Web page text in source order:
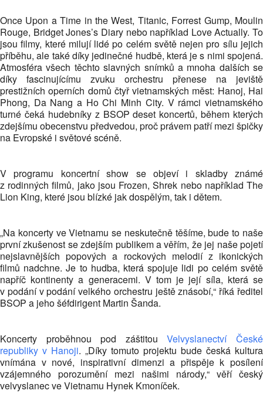
Once Upon a Time in the West, Titanic, Forrest Gump, Moulin
Rouge, Bridget Jones’s Diary nebo například Love Actually. To
jsou filmy, které milují lidé po celém světě nejen pro sílu jejich
příběhu, ale také díky jedinečné hudbě, která je s nimi spojená.
Atmosféra všech těchto slavných snímků a mnoha dalších se
díky fascinujícímu zvuku orchestru přenese na jeviště
prestižních operních domů čtyř vietnamských měst: Hanoj, Hai
Phong, Da Nang a Ho Chi Minh City. V rámci vietnamského
turné čeká hudebníky z BSOP deset koncertů, během kterých
zdejšímu obecenstvu předvedou, proč právem patří mezi špičky
na Evropské i světové scéně.
V programu koncertní show se objeví i skladby známé
z rodinných filmů, jako jsou Frozen, Shrek nebo například The
Lion King, které jsou blízké jak dospělým, tak i dětem.
„Na koncerty ve Vietnamu se neskutečně těšíme, bude to naše
první zkušenost se zdejším publikem a věřím, že jej naše pojetí
nejslavnějších popových a rockových melodií z ikonických
filmů nadchne. Je to hudba, která spojuje lidi po celém světě
napříč kontinenty a generacemi. V tom je její síla, která se
v podání v podání velkého orchestru ještě znásobí,“ říká ředitel
BSOP a jeho šéfdirigent Martin Šanda.
Koncerty proběhnou pod záštitouVelvyslanectví České
republiky v Hanoji. „Díky tomuto projektu bude česká kultura
vnímána v nové, inspirativní dimenzi a přispěje k posílení
vzájemného porozumění mezi našimi národy,“ věří český
velvyslanec ve Vietnamu Hynek Kmoníček.